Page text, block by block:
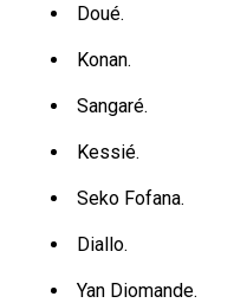
Doué.
Konan.
Sangaré.
Kessié.
Seko Fofana.
Diallo.
Yan Diomande.